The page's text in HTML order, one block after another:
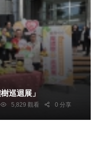
巡迴展」
5,829 觀看 0 分享